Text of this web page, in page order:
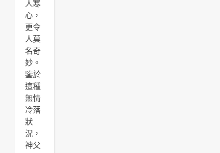
人寒
心，
更令
人莫
名奇
妙。
鑒於
這種
無情
冷落
狀
況，
神父